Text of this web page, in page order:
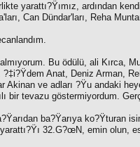
yarattı?Ÿımız, ardından
Can Dündar'ları, Reha
Bu ödülü, ali Kırca,
?‡i?Ÿdem Anat, Deniz Arman,
Akinan ve adları ?Ÿu andaki
bir tevazu göstermiyordum.
ba?Ÿarıya ko?Ÿturan
32.G?œN, emin olun,